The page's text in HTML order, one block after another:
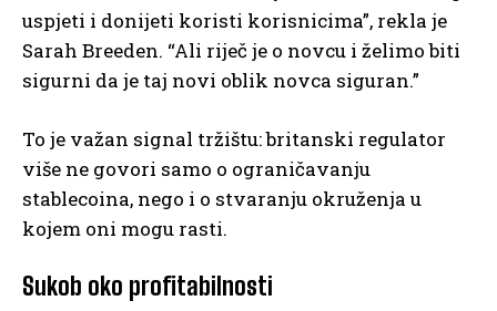
uspjeti i donijeti koristi korisnicima”, rekla je
Sarah Breeden. “Ali riječ je o novcu i želimo biti
sigurni da je taj novi oblik novca siguran.”
To je važan signal tržištu: britanski regulator
više ne govori samo o ograničavanju
stablecoina, nego i o stvaranju okruženja u
kojem oni mogu rasti.
Sukob oko profitabilnosti